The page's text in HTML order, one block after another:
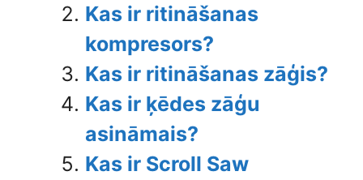
Kas ir ritināšanas
kompresors?
Kas ir ritināšanas zāģis?
Kas ir ķēdes zāģu
asināmais?
Kas ir Scroll Saw